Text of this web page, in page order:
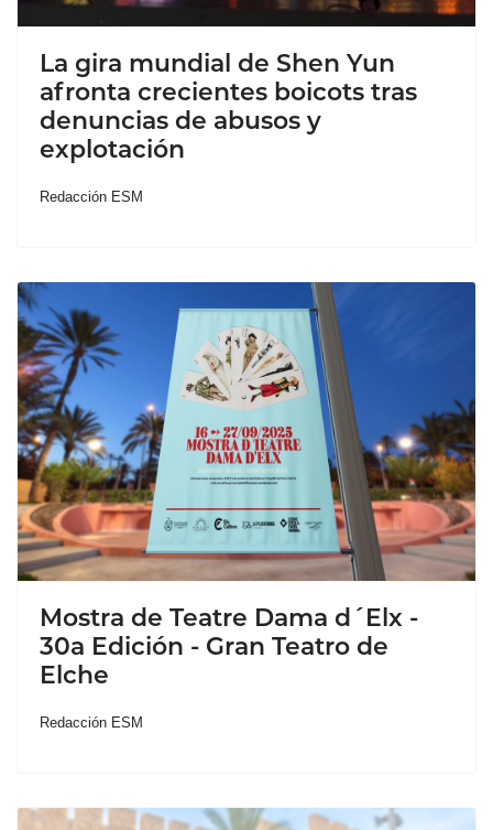
La gira mundial de Shen Yun
afronta crecientes boicots tras
denuncias de abusos y
explotación
Redacción ESM
Mostra de Teatre Dama d´Elx -
30a Edición - Gran Teatro de
Elche
Redacción ESM